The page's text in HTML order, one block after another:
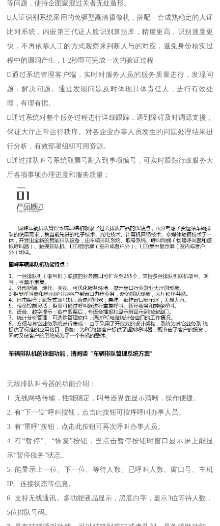
等问题，使持企图蒙混过关者无处遁形。
人证识别系统采用的免驱型高清摄像机，搭配一套成熟稳定的人证
比对系统，内嵌第三代证人脸识别算法库，精度更高，识别速度更
快，不再依靠人工的方式观察来判断人与的对应，避免身份核实过
程中的漏洞产生，1-2秒即可完成一次的验证过程
通过系统管理客户端，实时对服务人员的服务质量进行，发现问
题，解决问题。通过发现问题及时体现具体责任人，进行有效处
理，有理有据。
通过系统对整个服务过程进行详细跟踪，遇到障碍及时调源支援，
保证大厅正常运行秩序。对各企业办事人员发生的问题处理结果进
行分析，有效部署组织可用资源。
通过排队叫号系统取票号融入到事项编号，可实时跟踪行政服务大
厅各项事项办理进度和服务质量；
无线排队叫号器的功能介绍：
1. 无线网络传输，性能稳定，叫号器界面显示清晰，操作便捷。
2. 有“下一位”呼叫按钮，点击此按钮可按序呼叫办事人员。
3. 有“重呼”按钮，点击此按钮可再次呼叫办事人员。
4. 有“暂停”、“恢复”按钮，当点击暂停按钮时窗口显示屏上能显
示“暂停服务”状态。
5. 能显示上一位、下一位、等待人数、已呼叫人数、窗口号、主机
IP、连接状态等信息。
6. 支持无线通讯。多功能液晶显示，黑底白字，显示3位等待人数，
5位排队号码。